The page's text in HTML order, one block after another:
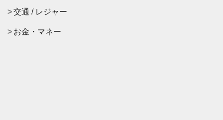
交通 / レジャー
お金・マネー